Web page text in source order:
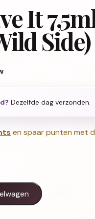
It
Side)
prijs was: € 12,04.
prijs is: € 6,01.
Dezelfde dag verzonden.
en spaar punten met
The Wild Side) aantal